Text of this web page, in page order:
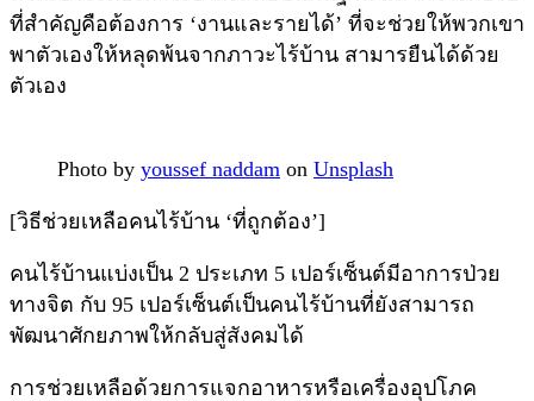
ที่สำคัญคือต้องการ ‘งานและรายได้’ ที่จะช่วยให้พวกเขา
พาตัวเองให้หลุดพ้นจากภาวะไร้บ้าน สามารยืนได้ด้วย
ตัวเอง
Photo by youssef naddam on Unsplash
[วิธีช่วยเหลือคนไร้บ้าน ‘ที่ถูกต้อง’]
คนไร้บ้านแบ่งเป็น 2 ประเภท 5 เปอร์เซ็นต์มีอาการป่วย
ทางจิต กับ 95 เปอร์เซ็นต์เป็นคนไร้บ้านที่ยังสามารถ
พัฒนาศักยภาพให้กลับสู่สังคมได้
การช่วยเหลือด้วยการแจกอาหารหรือเครื่องอุปโภค